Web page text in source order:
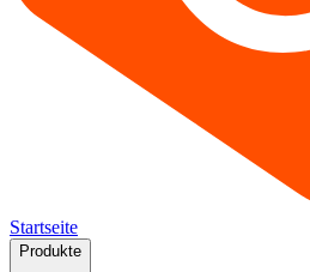
Startseite
Produkte